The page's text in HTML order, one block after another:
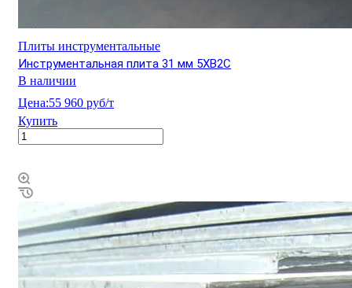
Плиты инструментальные
Инструментальная плита 31 мм 5ХВ2С
В наличии
Цена:55 960 руб/т
Купить